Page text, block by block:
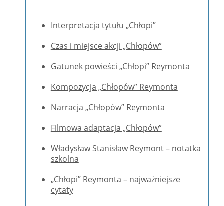
Interpretacja tytułu „Chłopi”
Czas i miejsce akcji „Chłopów”
Gatunek powieści „Chłopi” Reymonta
Kompozycja „Chłopów” Reymonta
Narracja „Chłopów” Reymonta
Filmowa adaptacja „Chłopów”
Władysław Stanisław Reymont – notatka
szkolna
„Chłopi” Reymonta – najważniejsze
cytaty